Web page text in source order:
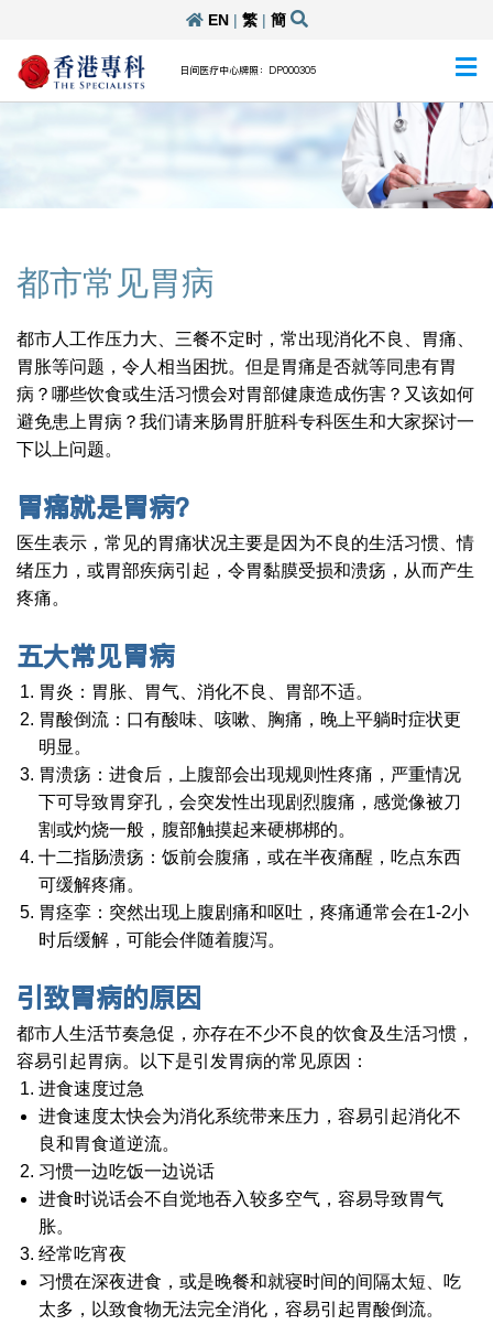
EN| 繁| 簡
日间医疗中心牌照：DP000305
都市常见胃病
都市人工作压力大、三餐不定时，常出现消化不良、胃痛、
胃胀等问题，令人相当困扰。但是胃痛是否就等同患有胃
病？哪些饮食或生活习惯会对胃部健康造成伤害？又该如何
避免患上胃病？我们请来肠胃肝脏科专科医生和大家探讨一
下以上问题。
胃痛就是胃病？
医生表示，常见的胃痛状况主要是因为不良的生活习惯、情
绪压力，或胃部疾病引起，令胃黏膜受损和溃疡，从而产生
疼痛。
五大常见胃病
胃炎：胃胀、胃气、消化不良、胃部不适。
胃酸倒流：口有酸味、咳嗽、胸痛，晚上平躺时症状更
明显。
胃溃疡：进食后，上腹部会出现规则性疼痛，严重情况
下可导致胃穿孔，会突发性出现剧烈腹痛，感觉像被刀
割或灼烧一般，腹部触摸起来硬梆梆的。
十二指肠溃疡：饭前会腹痛，或在半夜痛醒，吃点东西
可缓解疼痛。
胃痉挛：突然出现上腹剧痛和呕吐，疼痛通常会在1-2小
时后缓解，可能会伴随着腹泻。
引致胃病的原因
都市人生活节奏急促，亦存在不少不良的饮食及生活习惯，
容易引起胃病。以下是引发胃病的常见原因：
进食速度过急
进食速度太快会为消化系统带来压力，容易引起消化不
良和胃食道逆流。
习惯一边吃饭一边说话
进食时说话会不自觉地吞入较多空气，容易导致胃气
胀。
经常吃宵夜
习惯在深夜进食，或是晚餐和就寝时间的间隔太短、吃
太多，以致食物无法完全消化，容易引起胃酸倒流。